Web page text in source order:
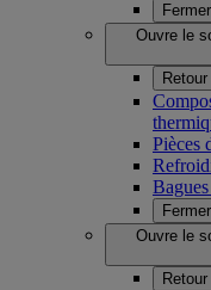
Ouvre le
Retour
Pièces
Ouvre le
Retour